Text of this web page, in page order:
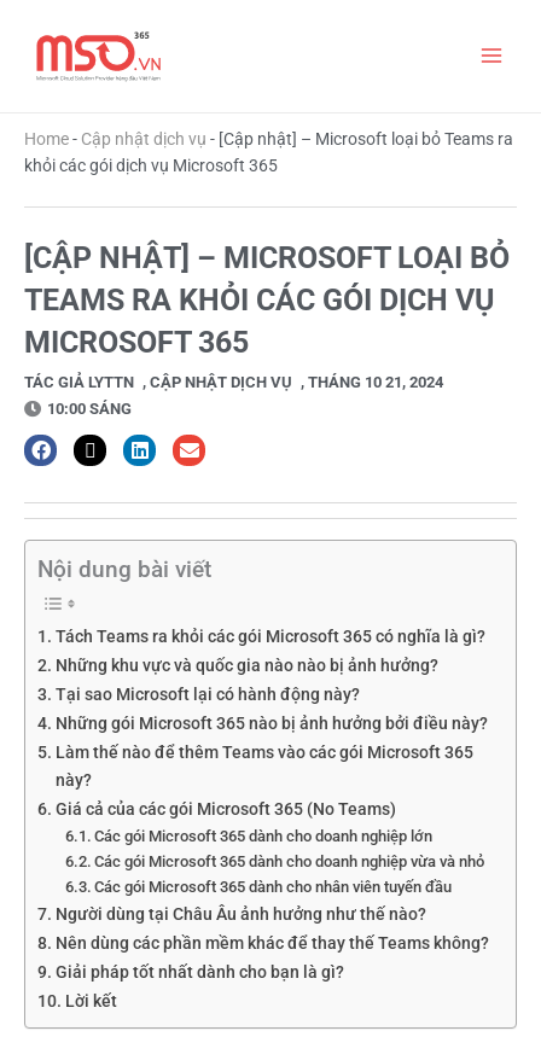
Home- Cập nhật dịch vụ - [Cập nhật] – Microsoft loại bỏ Teams ra
khỏi các gói dịch vụ Microsoft 365
[CẬP NHẬT] – MICROSOFT LOẠI BỎ
TEAMS RA KHỎI CÁC GÓI DỊCH VỤ
MICROSOFT 365
TÁC GIẢ LYTTN , CẬP NHẬT DỊCH VỤ , THÁNG 10 21, 2024
10:00 SÁNG
Nội dung bài viết
Tách Teams ra khỏi các gói Microsoft 365 có nghĩa là gì?
Những khu vực và quốc gia nào nào bị ảnh hưởng?
Tại sao Microsoft lại có hành động này?
Những gói Microsoft 365 nào bị ảnh hưởng bởi điều này?
Làm thế nào để thêm Teams vào các gói Microsoft 365
này?
Giá cả của các gói Microsoft 365 (No Teams)
Các gói Microsoft 365 dành cho doanh nghiệp lớn
Các gói Microsoft 365 dành cho doanh nghiệp vừa và nhỏ
Các gói Microsoft 365 dành cho nhân viên tuyến đầu
Người dùng tại Châu Âu ảnh hưởng như thế nào?
Nên dùng các phần mềm khác để thay thế Teams không?
Giải pháp tốt nhất dành cho bạn là gì?
Lời kết